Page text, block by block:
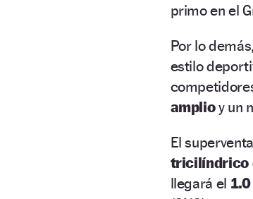
primo en el
Por lo
estilo
amplioy un
El
tricilíndrico
llegará el